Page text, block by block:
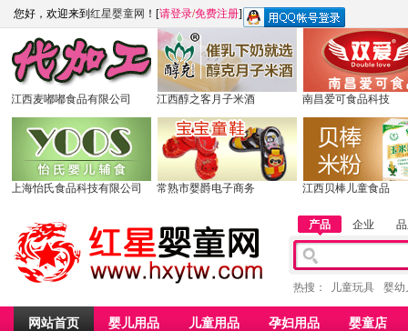
您好，欢迎来到 红星婴童网 ！[请登录/免费注册]
江西麦嘟嘟食品有限公司 江西醇之客月子米酒 南昌爱可食品科技
上海怡氏食品科技有限公司 常熟市婴爵电子商务 江西贝棒儿童食品
产品 企业
热搜： 儿童玩具 婴幼
网站首页 婴儿用品 儿童用品 孕妇用品 婴童店